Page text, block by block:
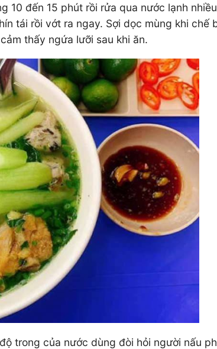
10 đến 15 phút rồi rửa qua nước lạnh
tái rồi vớt ra ngay. Sợi dọc mùng khi
thấy ngứa lưỡi sau khi ăn.
trong của nước dùng đòi hỏi người nấu